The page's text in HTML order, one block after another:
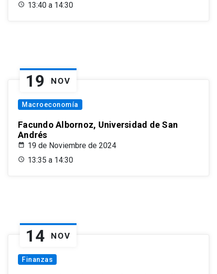
13:40 a 14:30
19 NOV
Macroeconomía
Facundo Albornoz, Universidad de San
Andrés
19 de Noviembre de 2024
13:35 a 14:30
14 NOV
Finanzas